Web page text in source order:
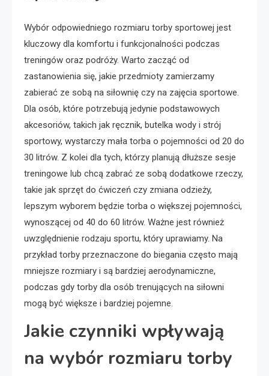
Wybór odpowiedniego rozmiaru torby sportowej jest
kluczowy dla komfortu i funkcjonalności podczas
treningów oraz podróży. Warto zacząć od
zastanowienia się, jakie przedmioty zamierzamy
zabierać ze sobą na siłownię czy na zajęcia sportowe.
Dla osób, które potrzebują jedynie podstawowych
akcesoriów, takich jak ręcznik, butelka wody i strój
sportowy, wystarczy mała torba o pojemności od 20 do
30 litrów. Z kolei dla tych, którzy planują dłuższe sesje
treningowe lub chcą zabrać ze sobą dodatkowe rzeczy,
takie jak sprzęt do ćwiczeń czy zmiana odzieży,
lepszym wyborem będzie torba o większej pojemności,
wynoszącej od 40 do 60 litrów. Ważne jest również
uwzględnienie rodzaju sportu, który uprawiamy. Na
przykład torby przeznaczone do biegania często mają
mniejsze rozmiary i są bardziej aerodynamiczne,
podczas gdy torby dla osób trenujących na siłowni
mogą być większe i bardziej pojemne.
Jakie czynniki wpływają
na wybór rozmiaru torby